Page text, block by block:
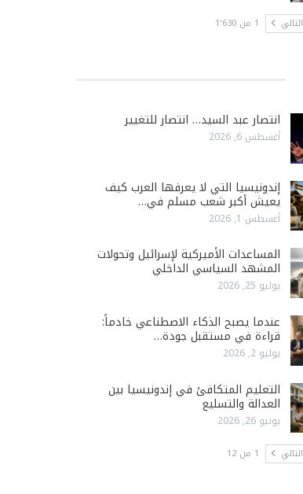
التالي 1 من 1٬630
انتصار عبد السيد… انتصار للتغيير
أغسطس 6, 2026
إندونيسيا التي لا يعرفها العرب كيف
يعيش أكبر شعب مسلم في…
أغسطس 1, 2026
المساعدات الأميركية لإسرائيل وتحولات
المشهد السياسي الداخلي
يوليو 25, 2026
عندما يصبح الذكاء الاصطناعي خادماً:
قراءة في مستقبل جودة…
يوليو 2, 2026
التعليم المتكافئ في إندونيسيا بين
العدالة والتسليع
يونيو 26, 2026
التالي 1 من 12